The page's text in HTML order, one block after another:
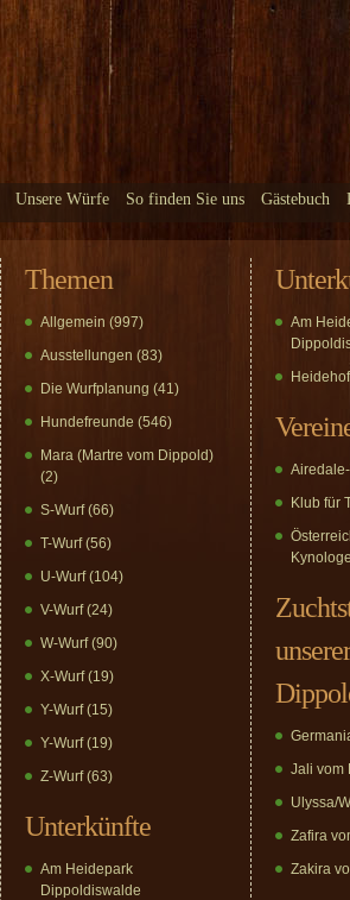
Unsere Würfe So finden Sie uns Gästebuch
Themen
Allgemein (997)
Ausstellungen (83)
Die Wurfplanung (41)
Hundefreunde (546)
Mara (Martre vom Dippold)
(2)
S-Wurf(66)
T-Wurf(56)
U-Wurf(104)
V-Wurf(24)
W-Wurf(90)
X-Wurf(19)
Y-Wurf(15)
Y-Wurf(19)
Z-Wurf(63)
Unterkünfte
Am Heidepark
Dippoldiswalde
Am
Klub für
Jali vom
Ulyssa/
Zafira
Zakira